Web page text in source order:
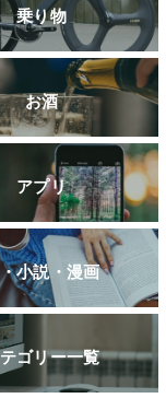
乗り物
お酒
アプリ
小説・漫画
ゴリー一覧